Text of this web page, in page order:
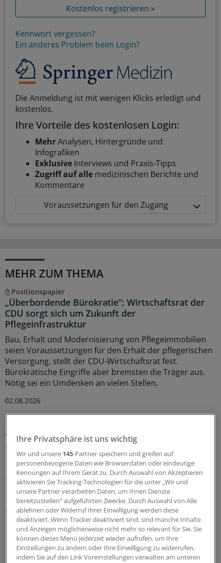
Kostenlos registrieren »
Kennwort vergessen?
Ein anderes Problem beim Login?
Die Anmeldung ist mit wenigen Klicks erledigt und
kostenlos.
Ihre Vorteile des kostenlosen Login:
MehrAnalysen, Hintergründe und
Infografiken
Exklusive Interviews und Praxis-Tipps
Zugriff auf alle medizinischen Berichte und
Kommentare
Voraussetzungen für den Zugang
MEHR ZUM THEMA
Positionspapier
„Überbordende Bürokratie“: Wirtschaftsrat der
CDU sorgt sich um Zukunft der
Pflegeinfrastruktur
Bau, Erhalt und Modernisierung von Pflegeimmobilien
seien Voraussetzungen für den Erhalt der pflegerischen
Versorgung, stellt der CDU-Wirtschaftsrat fest.
Bürokratische Eingriffe aber bremsten die Träger aus.
Nötig sei ein Umdenken an vielen Stellen.
02.08.2026
Bundesweites Trainingsprogramm gestartet
Acht Millionen Euro für bessere Kommunikation
in der Krebsmedizin
Krebspatienten im Gespräch auffangen,
Therapiemöglichkeiten verständlich erklären: Dafür will
das Programm „TrainKommOnko“ Ärztinnen und Ärzte
fit machen. Als Kommunikationstrainer sollen sie ihr
Wissen dann an Kollegen weitergeben.
29.07.2026
Ihre Privatsphäre ist uns wichtig
Wir und unsere 145-Partner speichern und greifen auf
personenbezogene Daten wie Browserdaten oder eindeutige
Kennungen auf Ihrem Gerät zu. Durch Auswahl von Akzeptieren
aktivieren Sie Tracking-Technologien für die unter „Wir und
unsere Partner verarbeiten Daten, um Ihnen Dienste
bereitzustellen“ aufgeführten Zwecke. Durch Auswahl von Alle
ablehnen oder Widerruf Ihrer Einwilligung werden diese
deaktiviert. Wenn Tracker deaktiviert sind, sind manche Inhalte
und Anzeigen möglicherweise nicht mehr so relevant für Sie. Sie
können dieses Menü jederzeit wieder aufrufen, um Ihre
Einstellungen zu ändern oder Ihre Einwilligung zu widerrufen,
indem Sie auf den Link Voreinstellungen verwalten am unteren